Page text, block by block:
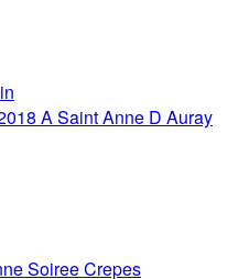
A Saint Anne D Auray
Soiree Crepes